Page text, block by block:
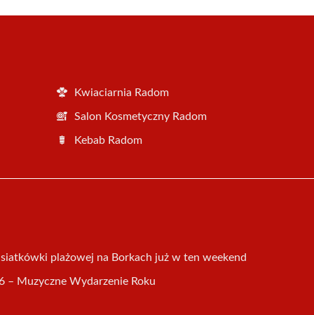
Kwiaciarnia Radom
Salon Kosmetyczny Radom
Kebab Radom
plażowej na Borkach już w ten weekend
– Muzyczne Wydarzenie Roku